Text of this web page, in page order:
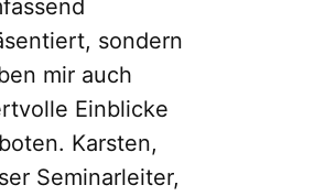
sondern
mir auch
Einblicke
Karsten,
Seminarleiter,